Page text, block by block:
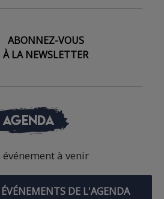
ABONNEZ-VOUS
À LA NEWSLETTER
AGENDA
à venir
DE L'AGENDA